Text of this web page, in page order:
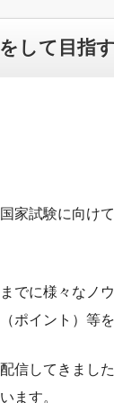
して目指
家試験に向け
でに様々なノ
ポイント）等を
信してきました
ます。